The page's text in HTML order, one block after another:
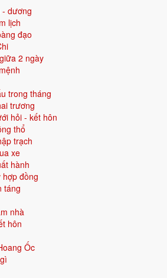
dương
lịch
đạo
2 ngày
trong tháng
trương
hỏi - kết hôn
thổ
trạch
xe
hành
hợp đồng
táng
nhà
hôn
Ốc
hình lại.
Thổ - Thổ bình hòa.
cho người sinh năm 1961
tuổi
hệ với Thái Tuế năm xem:
phòng thị phi, kiện cáo, tranh chấp.
1961 nên tập trung gì?
sinh năm 1961 nên ưu tiên các chủ đề
1961 mệnh Thổ